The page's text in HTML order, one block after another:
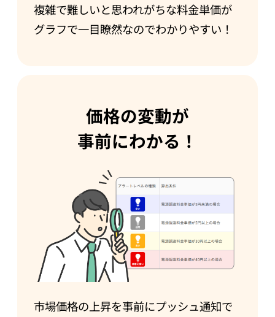
複雑で難しいと思われがちな料金単価が
グラフで一目瞭然なのでわかりやすい！
価格の変動が
事前にわかる！
市場価格の上昇を事前にプッシュ通知で